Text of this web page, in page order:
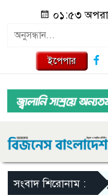
০১:৫৩
ইপেপার
সংবাদ শিরোনাম :
তনু